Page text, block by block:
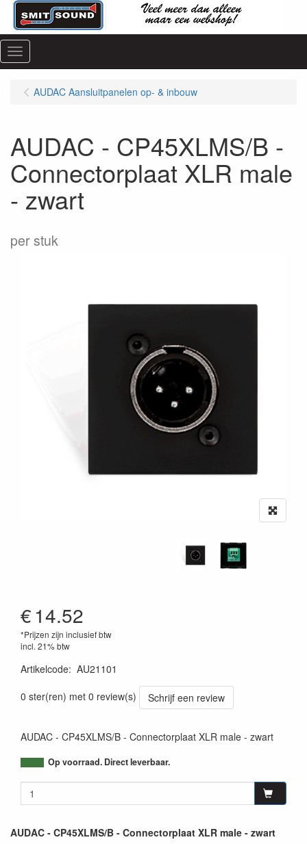
Menu
AUDAC Aansluitpanelen op- & inbouw
AUDAC - CP45XLMS/B -
Connectorplaat XLR male
- zwart
per stuk
€14.52
*Prijzen zijn inclusief btw
incl. 21% btw
Artikelcode: AU21101
0 ster(ren) met 0 review(s)
Schrijf een review
AUDAC - CP45XLMS/B - Connectorplaat XLR male - zwart
Op voorraad. Direct leverbaar.
AUDAC - CP45XLMS/B - Connectorplaat XLR male - zwart